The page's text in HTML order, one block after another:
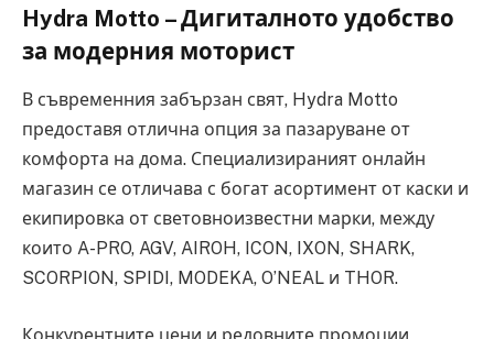
Hydra Motto – Дигиталното удобство
за модерния моторист
В съвременния забързан свят, Hydra Motto
предоставя отлична опция за пазаруване от
комфорта на дома. Специализираният онлайн
магазин се отличава с богат асортимент от каски и
екипировка от световноизвестни марки, между
които A-PRO, AGV, AIROH, ICON, IXON, SHARK,
SCORPION, SPIDI, MODEKA, O’NEAL и THOR.